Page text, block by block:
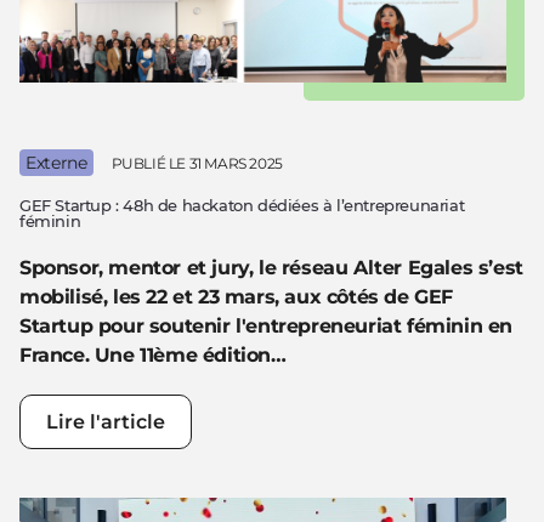
GEF Startup : 48h de hackaton dédiées à l’entrepreunariat
féminin
Sponsor, mentor et jury, le réseau Alter Egales s’est
mobilisé, les 22 et 23 mars, aux côtés de GEF
Startup pour soutenir l'entrepreneuriat féminin en
France. Une 11ème édition…
Externe PUBLIÉ LE 31 MARS 2025
Lire l'article